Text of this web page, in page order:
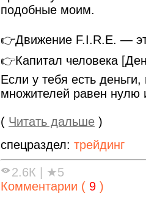
подобные моим.
👉Движение F.I.R.E. —
👉Капитал человека
Если у тебя есть
множителей равен нулю
( Читать дальше )
спецраздел: трейдинг
2.6К
★5
Комментарии ( 9 )